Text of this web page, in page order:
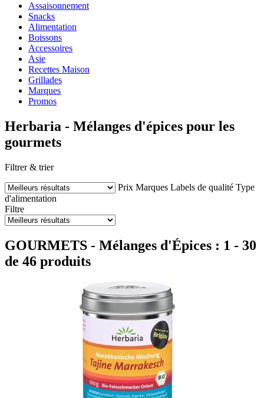
Assaisonnement
Snacks
Alimentation
Boissons
Accessoires
Asie
Recettes Maison
Grillades
Marques
Promos
Herbaria - Mélanges d'épices pour les
gourmets
Filtrer & trier
Prix Marques Labels de qualité Type
d'alimentation
Filtre
GOURMETS - Mélanges d'Épices : 1 - 30
de 46 produits